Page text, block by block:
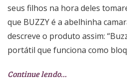
seus filhos na hora deles
que BUZZY é a abelhinha
descreve o produto assim:
portátil que funciona como
Continue lendo…